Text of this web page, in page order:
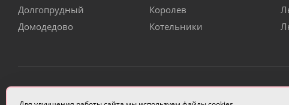
Долгопрудный
Домодедово
Королев
Котельники
ИП Чулкова Анастасия Александровна ИНН